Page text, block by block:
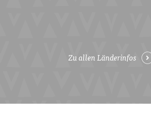
Zu allen Länderinfos